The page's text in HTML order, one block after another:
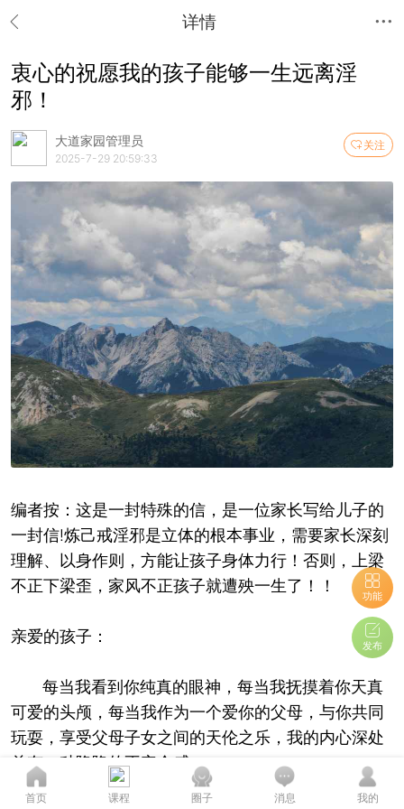
详情
衷心的祝愿我的孩子能够一生远离淫
邪！
关注
大道家园管理员
2025-7-29 20:59:33
编者按：这是一封特殊的信，是一位家长写给儿子的
一封信!炼己戒淫邪是立体的根本事业，需要家长深刻
理解、以身作则，方能让孩子身体力行！否则，上梁
不正下梁歪，家风不正孩子就遭殃一生了！！
亲爱的孩子：
每当我看到你纯真的眼神，每当我抚摸着你天真
可爱的头颅，每当我作为一个爱你的父母，与你共同
玩耍，享受父母子女之间的天伦之乐，我的内心深处
总有一种隐隐的不安全感。
您的态度至关重要...
功能
发布
首页 课程 圈子 消息 我的